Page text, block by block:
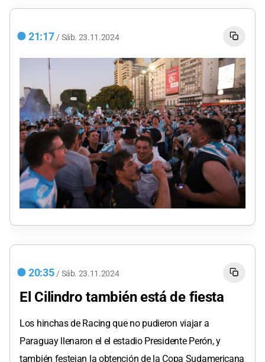
21:17 / Sáb. 23.11.2024
20:35 / Sáb. 23.11.2024
El Cilindro también está de fiesta
Los hinchas de Racing que no pudieron viajar a
Paraguay llenaron el el estadio Presidente Perón, y
también festejan la obtención de la Copa Sudamericana